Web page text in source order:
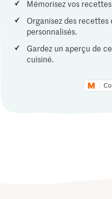
Mémorisez vos
Organisez des recettes
personnalisés.
Gardez un aperçu de
cuisiné.